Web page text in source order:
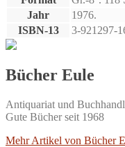
Jahr
1976.
ISBN-13
3-921297-
Bücher Eule
Antiquariat und
Gute Bücher seit 1968
Mehr Artikel von Bücher